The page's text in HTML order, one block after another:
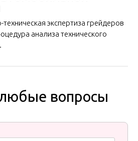
экспертиза грейдеров
анализа технического
вопросы